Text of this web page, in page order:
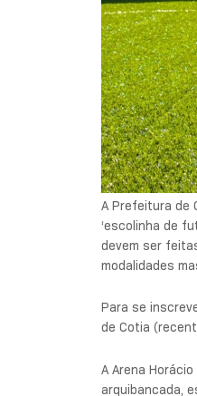
A Prefeitura de
‘escolinha de
devem ser
modalidades
Para se
de Cotia
A Arena
arquibancada,